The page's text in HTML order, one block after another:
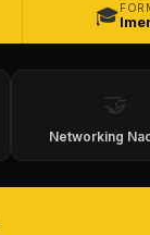
🎓
🤝
Networking